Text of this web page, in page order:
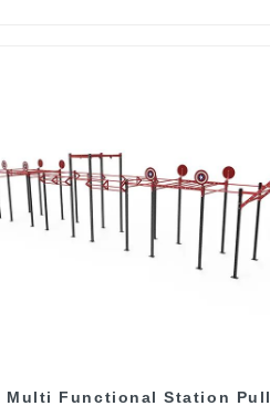
Multi Functional Station Pull